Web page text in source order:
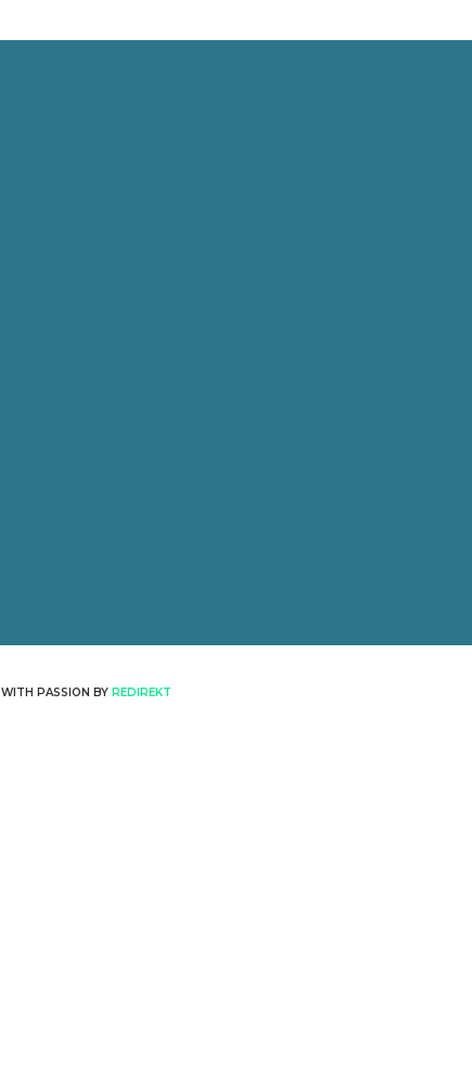
WITH PASSION BY REDIREKT